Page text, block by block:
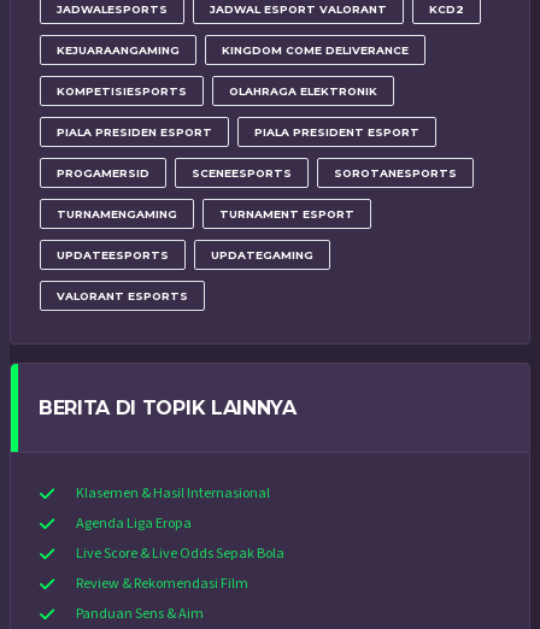
JADWALESPORTS JADWAL ESPORT VALORANT KCD2
KEJUARAANGAMING KINGDOM COME DELIVERANCE
KOMPETISIESPORTS OLAHRAGA ELEKTRONIK
PIALA PRESIDEN ESPORT PIALA PRESIDENT ESPORT
PROGAMERSID SCENEESPORTS SOROTANESPORTS
TURNAMENGAMING TURNAMENT ESPORT
UPDATEESPORTS UPDATEGAMING
VALORANT ESPORTS
BERITA DI TOPIK LAINNYA
Klasemen & Hasil Internasional
Agenda Liga Eropa
Live Score & Live Odds Sepak Bola
Review & Rekomendasi Film
Panduan Sens & Aim